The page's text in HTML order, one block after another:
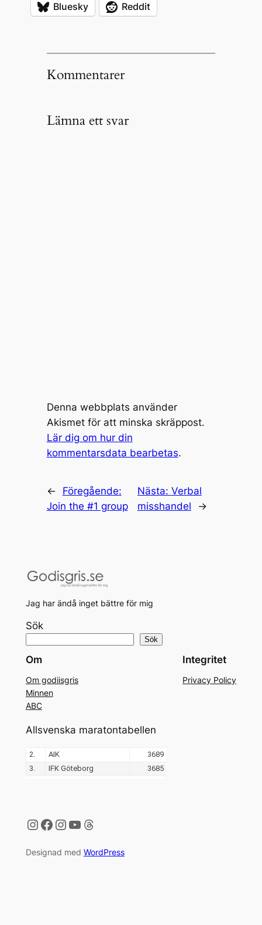
Bluesky
Reddit
Kommentarer
Lämna ett svar
Denna webbplats använder
Akismet för att minska skräppost.
Lär dig om hur din
kommentarsdata bearbetas.
←
Föregående:
Join the #1 group
Nästa: Verbal
misshandel
→
Jag har ändå inget bättre för mig
Sök
Sök
Om
Om godiisgris
Minnen
ABC
Integritet
Privacy Policy
Allsvenska maratontabellen
Instagram
Facebook
Instagram
YouTube
Threads
Designad med WordPress